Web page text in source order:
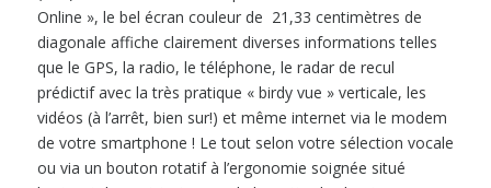
Online », le bel écran couleur de 21,33 centimètres de
diagonale affiche clairement diverses informations telles
que le GPS, la radio, le téléphone, le radar de recul
prédictif avec la très pratique « birdy vue » verticale, les
vidéos (à l’arrêt, bien sur!) et même internet via le modem
de votre smartphone ! Le tout selon votre sélection vocale
ou via un bouton rotatif à l’ergonomie soignée situé